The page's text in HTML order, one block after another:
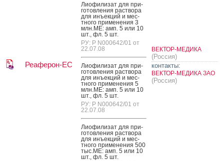
Реаферон-ЕС
Ли­офи­лизат для при­
готов­ле­ния рас­тво­ра
для инъ­ек­ций и мес­
тно­го при­мене­ния 3
млн.МЕ: амп. 5 или 10
шт., фл. 5 шт.
РУ: Р N000642/01 от
22.07.08
Ли­офи­лизат для при­
готов­ле­ния рас­тво­ра
для инъ­ек­ций и мес­
тно­го при­мене­ния 5
млн.МЕ: амп. 5 или 10
шт., фл. 5 шт.
РУ: Р N000642/01 от
22.07.08
Ли­офи­лизат для при­
готов­ле­ния рас­тво­ра
для инъ­ек­ций и мес­
тно­го при­мене­ния 500
тыс.МЕ: амп. 5 или 10
шт., фл. 5 шт.
ВЕКТОР-МЕДИКА
(Россия)
контакты:
ВЕКТОР-МЕДИКА ЗАО
(Россия)